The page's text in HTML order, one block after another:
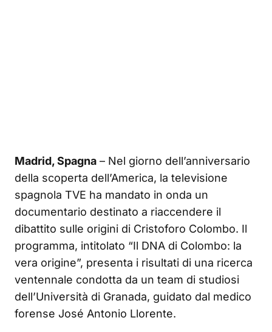
Madrid, Spagna – Nel giorno dell’anniversario
della scoperta dell’America, la televisione
spagnola TVE ha mandato in onda un
documentario destinato a riaccendere il
dibattito sulle origini di Cristoforo Colombo. Il
programma, intitolato “Il DNA di Colombo: la
vera origine”, presenta i risultati di una ricerca
ventennale condotta da un team di studiosi
dell’Università di Granada, guidato dal medico
forense José Antonio Llorente.